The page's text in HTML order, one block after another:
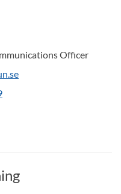
Officer